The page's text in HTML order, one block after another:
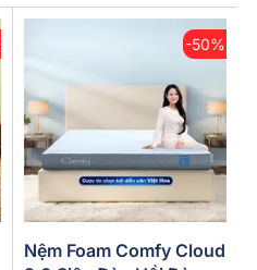
-50%
Nệm Foam Comfy Cloud